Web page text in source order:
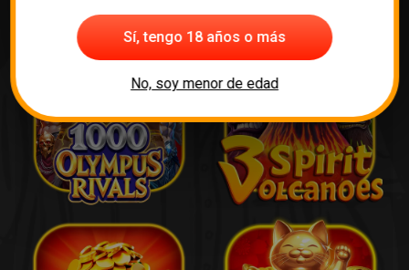
Sí, tengo 18 años o más
No, soy menor de edad